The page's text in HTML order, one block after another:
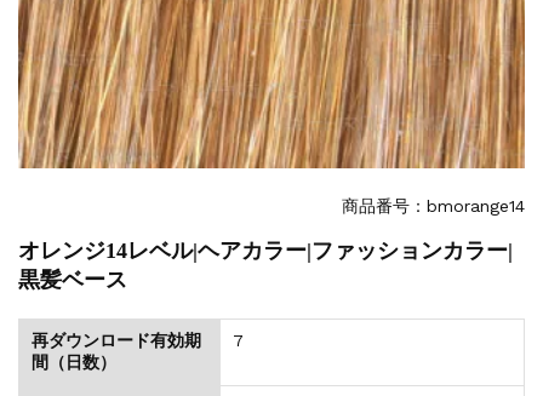
新着情報
2024.4.10
在庫処分セールのお知らせ【なくなり次第終...
新着情報
2024.4.9
一部ヘアカラーチャートのお値引きを行いま...
商品番号：bmorange14
オレンジ14レベル|ヘアカラー|ファッションカラー|
黒髪ベース
再ダウンロード有効期
間（日数）
7